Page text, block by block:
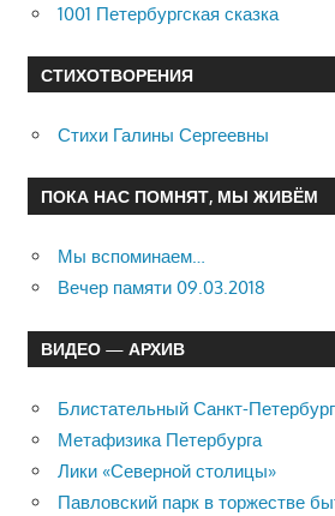
1001 Петербургская сказка
СТИХОТВОРЕНИЯ
Стихи Галины Сергеевны
ПОКА НАС ПОМНЯТ, МЫ ЖИВЁМ
Мы вспоминаем…
Вечер памяти 09.03.2018
ВИДЕО — АРХИВ
Блистательный Санкт-Петербург
Метафизика Петербурга
Лики «Северной столицы»
Павловский парк в торжестве